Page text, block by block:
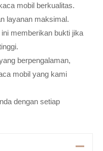
mobil berkualitas.
layanan maksimal.
memberikan bukti jika
berpengalaman,
mobil yang kami
dengan setiap